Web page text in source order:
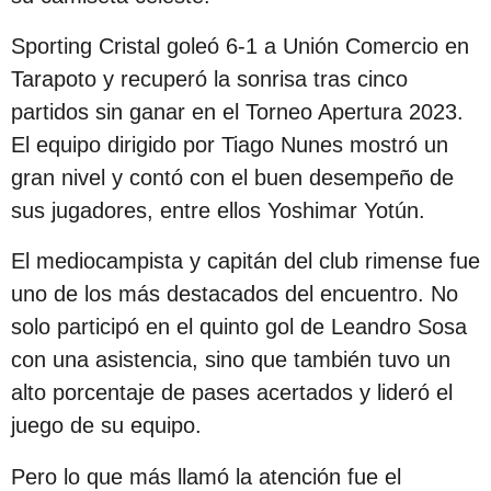
d
e
s
d
e
l
p
u
b
l
i
c
a
Sporting Cristal goleó 6-1 a Unión Comercio en
Tarapoto y recuperó la sonrisa tras cinco
partidos sin ganar en el Torneo Apertura 2023.
El equipo dirigido por Tiago Nunes mostró un
gran nivel y contó con el buen desempeño de
sus jugadores, entre ellos Yoshimar Yotún.
El mediocampista y capitán del club rimense fue
uno de los más destacados del encuentro. No
solo participó en el quinto gol de Leandro Sosa
con una asistencia, sino que también tuvo un
alto porcentaje de pases acertados y lideró el
juego de su equipo.
Pero lo que más llamó la atención fue el